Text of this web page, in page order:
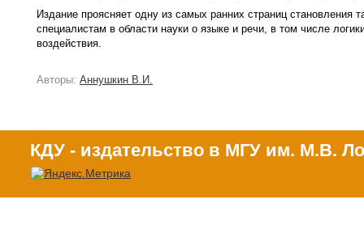
Издание проясняет одну из самых ранних страниц становления
специалистам в области науки о языке и речи, в том числе
воздействия.
Авторы: Аннушкин В.И.
КДУ - издательство в МГУ им. М.В.